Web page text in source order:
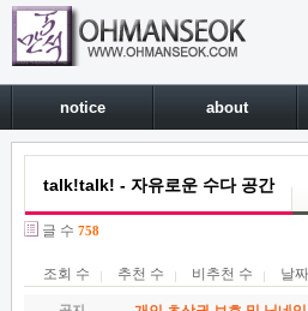
notice about
talk!talk! - 자유로운 수다 공간
글 수 758
조회 수 추천 수 비추천 수 날짜